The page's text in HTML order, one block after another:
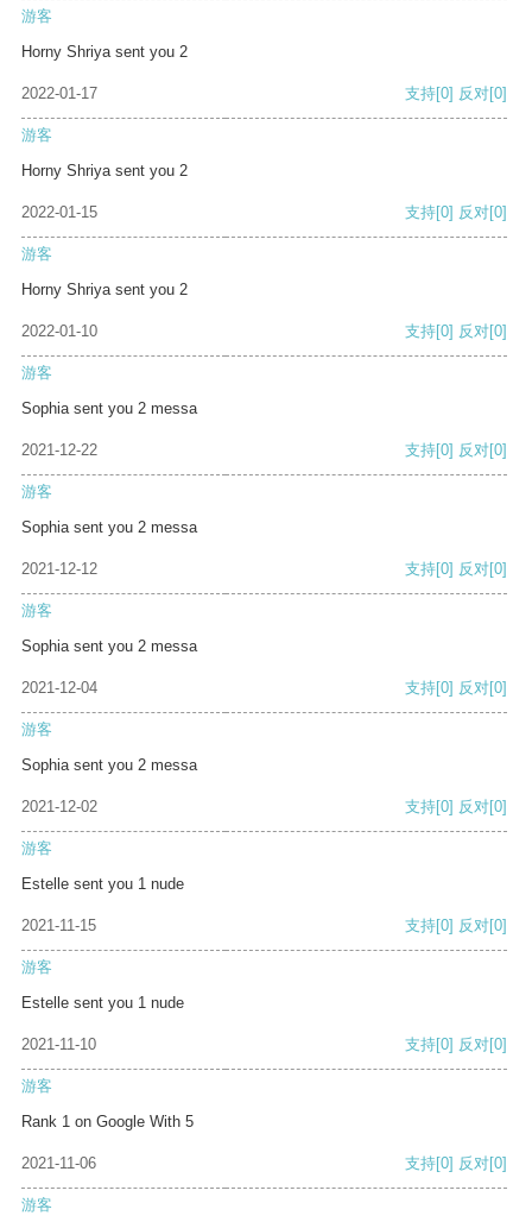
游客
Horny Shriya sent you 2
2022-01-17 支持[0] 反对[0]
游客
Horny Shriya sent you 2
2022-01-15 支持[0] 反对[0]
游客
Horny Shriya sent you 2
2022-01-10 支持[0] 反对[0]
游客
Sophia sent you 2 messa
2021-12-22 支持[0] 反对[0]
游客
Sophia sent you 2 messa
2021-12-12 支持[0] 反对[0]
游客
Sophia sent you 2 messa
2021-12-04 支持[0] 反对[0]
游客
Sophia sent you 2 messa
2021-12-02 支持[0] 反对[0]
游客
Estelle sent you 1 nude
2021-11-15 支持[0] 反对[0]
游客
Estelle sent you 1 nude
2021-11-10 支持[0] 反对[0]
游客
Rank 1 on Google With 5
2021-11-06 支持[0] 反对[0]
游客